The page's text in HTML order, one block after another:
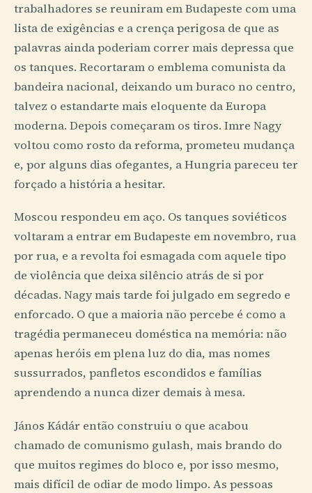
trabalhadores se reuniram em Budapeste com uma
lista de exigências e a crença perigosa de que as
palavras ainda poderiam correr mais depressa que
os tanques. Recortaram o emblema comunista da
bandeira nacional, deixando um buraco no centro,
talvez o estandarte mais eloquente da Europa
moderna. Depois começaram os tiros. Imre Nagy
voltou como rosto da reforma, prometeu mudança
e, por alguns dias ofegantes, a Hungria pareceu ter
forçado a história a hesitar.
Moscou respondeu em aço. Os tanques soviéticos
voltaram a entrar em Budapeste em novembro, rua
por rua, e a revolta foi esmagada com aquele tipo
de violência que deixa silêncio atrás de si por
décadas. Nagy mais tarde foi julgado em segredo e
enforcado. O que a maioria não percebe é como a
tragédia permaneceu doméstica na memória: não
apenas heróis em plena luz do dia, mas nomes
sussurrados, panfletos escondidos e famílias
aprendendo a nunca dizer demais à mesa.
János Kádár então construiu o que acabou
chamado de comunismo gulash, mais brando do
que muitos regimes do bloco e, por isso mesmo,
mais difícil de odiar de modo limpo. As pessoas